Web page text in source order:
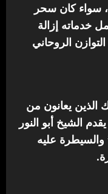
سواء كان سحر
خدماته إزالة
الروحاني
الذين يعانون من
الشيخ أبو النور
والسيطرة عليه